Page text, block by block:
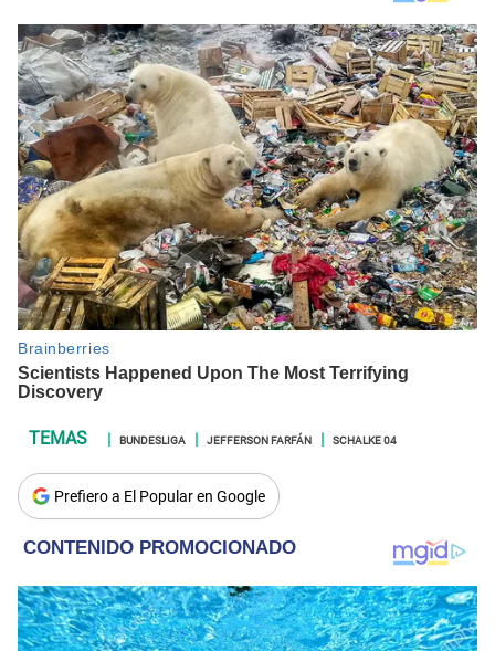
BUNDESLIGA JEFFERSON FARFÁN SCHALKE 04
Prefiero a El Popular en Google